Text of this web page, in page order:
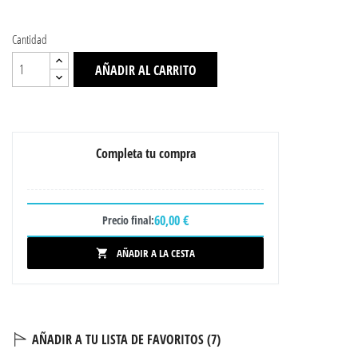
Cantidad
AÑADIR AL CARRITO
Completa tu compra
Precio final:60,00 €
 AÑADIR A LA CESTA
AÑADIR A TU LISTA DE FAVORITOS (7)